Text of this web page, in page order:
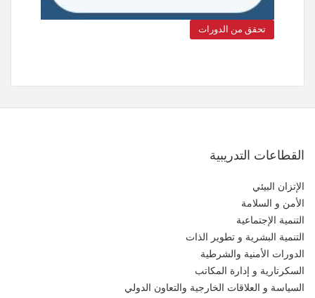
تحقق من الدورات
القطاعات التدريبية
الإتزان البيئي
الأمن و السلامة
التنمية الإجتماعية
التنمية البشرية و تطوير الذات
الدورات الأمنية والشرطية
السكرتارية و إدارة المكاتب
السياسة و العلاقات الخارجية والتعاون الدولي